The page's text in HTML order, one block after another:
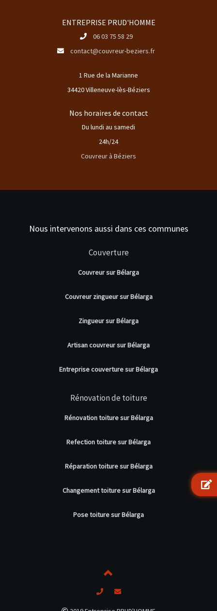
ENTREPRISE PRUD'HOMME
06 03 75 58 29
contact@couvreur-beziers.fr
1 Rue de la Marianne
34420 Villeneuve-lès-Béziers
Nos horaires de contact
Du lundi au samedi
24h/24
Couvreur à Béziers
Nous intervenons aussi dans ces communes
Couverture
Couvreur sur Bélarga
Couvreur zingueur sur Bélarga
Zingueur sur Bélarga
Artisan couvreur sur Bélarga
Entreprise couverture sur Bélarga
Rénovation de toiture
Rénovation toiture sur Bélarga
Refection toiture sur Bélarga
Réparation toiture sur Bélarga
Changement toiture sur Bélarga
Pose toiture sur Bélarga